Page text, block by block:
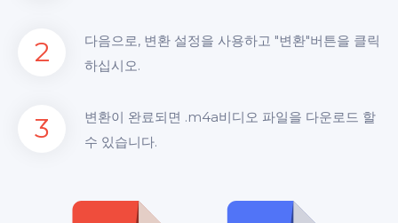
2
다음으로, 변환 설정을 사용하고 "변환"버튼을 클릭
하십시오.
3
변환이 완료되면 .m4a비디오 파일을 다운로드 할
수 있습니다.